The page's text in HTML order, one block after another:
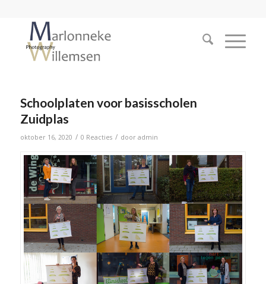
Schoolplaten voor basisscholen
Zuidplas
oktober 16, 2020 / 0 Reacties / door admin